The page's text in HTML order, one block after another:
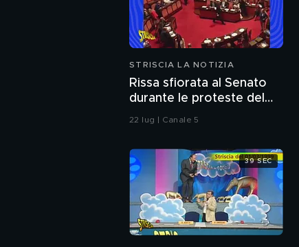
STRISCIA LA NOTIZIA
Rissa sfiorata al Senato
durante le proteste del
M5S sul caso Delmastro
22 lug | Canale 5
39 SEC